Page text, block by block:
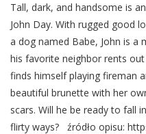
Tall, dark, and handsome is
John Day. With rugged good
a dog named Babe, John is a
his favorite neighbor rents
finds himself playing fireman
beautiful brunette with her
scars. Will he be ready to fall
flirty ways? źródło opisu: